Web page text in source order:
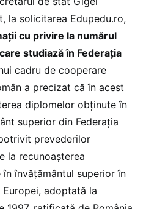
la solicitarea Edupedu.ro,
cu privire la numărul
studiază în Federația
cadru de cooperare
a precizat că în acest
diplomelor obținute în
superior din Federația
prevederilor
la recunoașterea
învățământul superior în
adoptată la